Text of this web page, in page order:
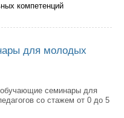
компетенций
семинар
для молодых
семинары для
со стажем от 0 до 5